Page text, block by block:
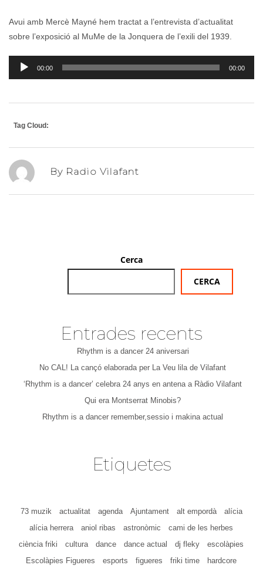
Avui amb Mercè Mayné hem tractat a l’entrevista d’actualitat
sobre l’exposició al MuMe de la Jonquera de l’exili del 1939.
Reproductor
d'àudio
00:00 00:00
Tag Cloud:
By Radio Vilafant
Cerca
CERCA
Entrades recents
Rhythm is a dancer 24 aniversari
No CAL! La cançó elaborada per La Veu lila de Vilafant
‘Rhythm is a dancer’ celebra 24 anys en antena a Ràdio Vilafant
Qui era Montserrat Minobis?
Rhythm is a dancer remember,sessio i makina actual
Etiquetes
73 muzik actualitat agenda Ajuntament alt empordà
alícia
alícia herrera
aniol ribas astronòmic
cami de les herbes
ciència friki
cultura dance dance actual dj fleky
escolàpies
Escolàpies Figueres
esports figueres friki time
hardcore